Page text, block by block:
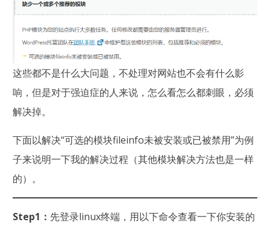
这些都不是什么大问题，不处理对网站也不会有什么影
响，但是对于强迫症的人来说，怎么看怎么都刺眼，必须
解决掉。
下面以解决“可选的模块fileinfo未被安装或已被禁用”为例
子来说明一下我的解决过程（其他模块解决方法也是一样
的）。
Step1： 先登录linux终端，用以下命令查看一下你安装的